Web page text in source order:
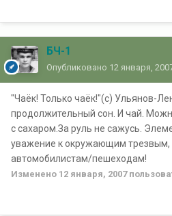
БЧ-1
Опубликовано 12 января,
"Чаёк! Только чаёк!"(с) Ульянов-
продолжительный сон. И чай.
с сахаром.За руль не сажусь.
уважение к окружающим трезвым,
автомобилистам/пешеходам!
Изменено 12 января, 2007